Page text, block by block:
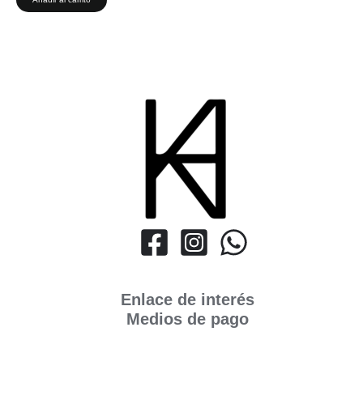
Enlace de interés
Medios de pago